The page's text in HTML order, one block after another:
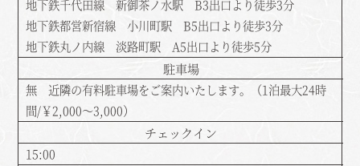
地下鉄千代田線 新御茶ノ水駅 B3出口より徒歩3分
地下鉄都営新宿線 小川町駅 B5出口より徒歩3分
地下鉄丸ノ内線 淡路町駅 A5出口より徒歩5分
駐車場
無 近隣の有料駐車場をご案内いたします。（1泊最大24時
間/￥2,000～3,000）
チェックイン
15:00